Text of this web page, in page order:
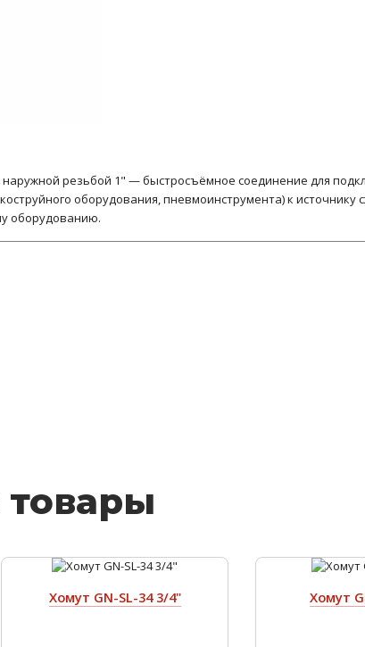
наружной резьбой 1" — быстросъёмное соединение для
оборудования, пневмоинструмента) к источнику
оборудованию.
Хомут GN-SL-34 3/4" Хомут